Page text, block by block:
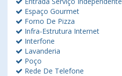
Espaço Gourmet
Forno De Pizza
Infra-Estrutura Internet
Interfone
Lavanderia
Poço
Rede De Telefone